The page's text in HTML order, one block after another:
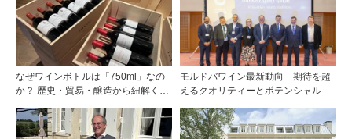
描く、五感で深掘りする次世代のテ
ロワール体験
なぜワインボトルは「750ml」なの
か？ 歴史・貿易・醸造から紐解く4
モルドバワイン最新動向 期待を超
えるクオリティーとポテンシャル